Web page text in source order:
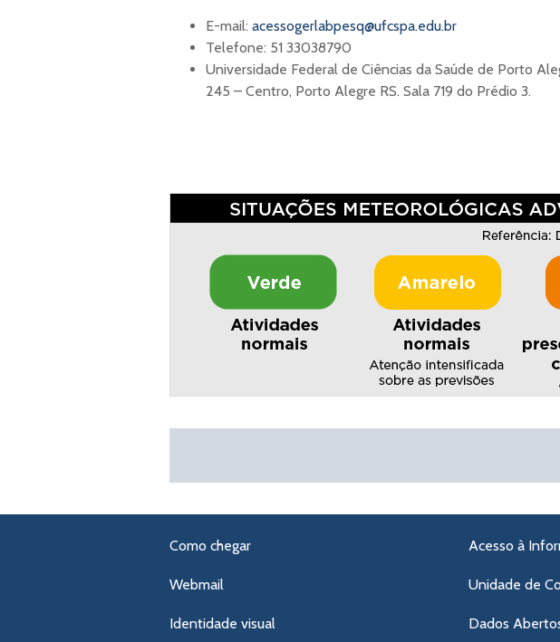
E-mail: acessogerlabpesq@ufcspa.edu.br
Telefone: 51 33038790
Universidade Federal de Ciências da Saúde de Porto
245 – Centro, Porto Alegre RS. Sala 719 do Prédio 3.
Como chegar
Webmail
Identidade visual
Acesso à
Unidade de
Dados